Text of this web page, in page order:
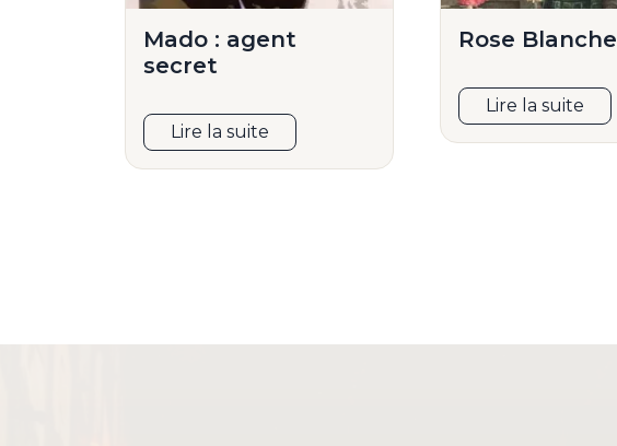
Mado : agent
secret
Lire la suite
Rose Blanche
Lire la suite